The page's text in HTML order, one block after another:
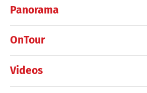
Panorama
OnTour
Videos